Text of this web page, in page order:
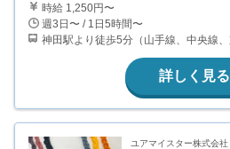
時給 1,250円〜
週3日〜 / 1日5時間〜
詳しく見る
ユアマイスター株式会社